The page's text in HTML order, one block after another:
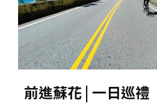
前進蘇花 | 一日巡禮